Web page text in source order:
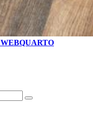
WEBQUARTO